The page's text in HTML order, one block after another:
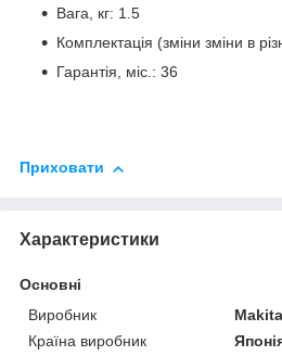
Вага, кг: 1.5
Комплектація (зміни зміни в
Гарантія, міс.: 36
Приховати
Характеристики
Основні
Виробник
Makita
Країна виробник